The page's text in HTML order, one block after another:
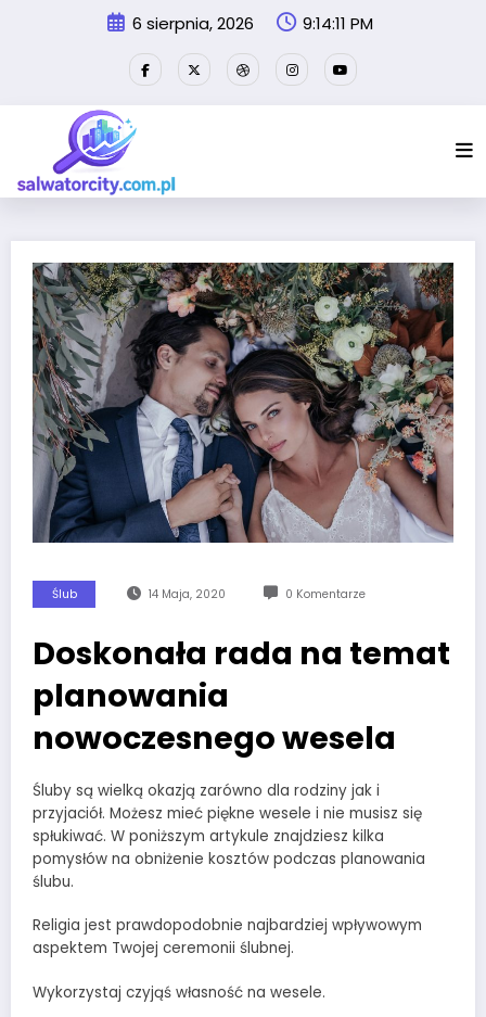
6 sierpnia, 2026 9:14:12 PM
Ślub 14 Maja, 2020 0 Komentarze
Doskonała rada na temat
planowania
nowoczesnego wesela
Śluby są wielką okazją zarówno dla rodziny jak i
przyjaciół. Możesz mieć piękne wesele i nie musisz się
spłukiwać. W poniższym artykule znajdziesz kilka
pomysłów na obniżenie kosztów podczas planowania
ślubu.
Religia jest prawdopodobnie najbardziej wpływowym
aspektem Twojej ceremonii ślubnej.
Wykorzystaj czyjąś własność na wesele.